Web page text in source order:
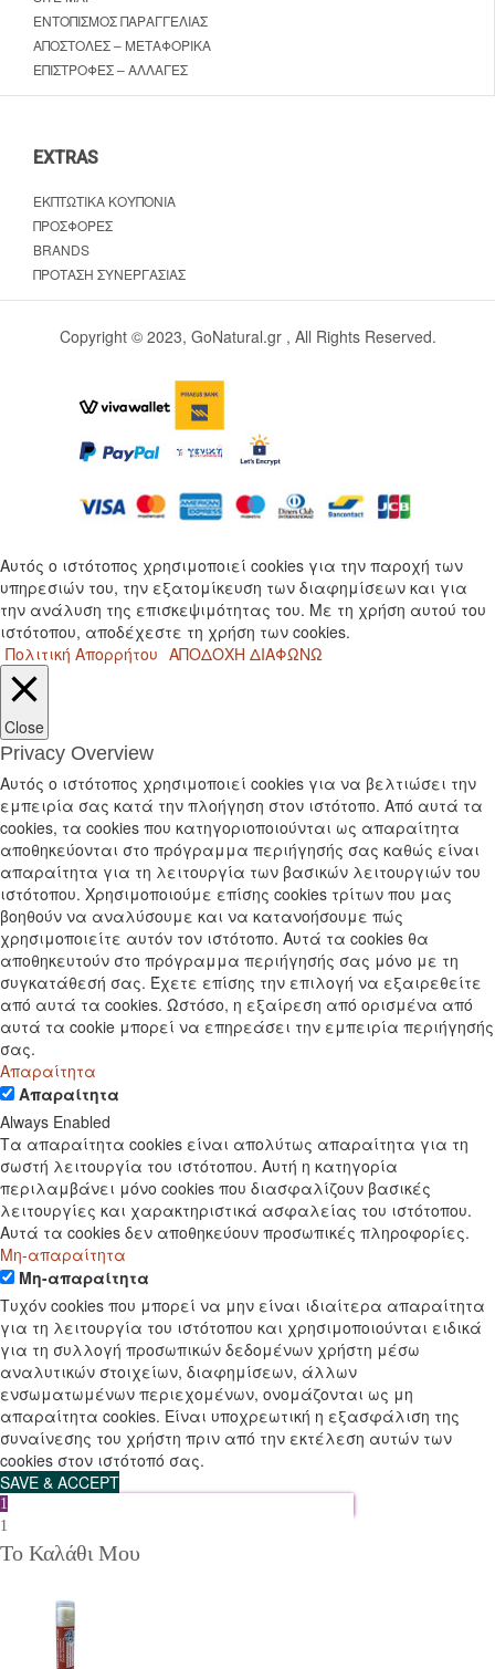
ΕΝΤΟΠΙΣΜΌΣ ΠΑΡΑΓΓΕΛΊΑΣ
ΑΠΟΣΤΟΛΈΣ – ΜΕΤΑΦΟΡΙΚΆ
ΕΠΙΣΤΡΟΦΈΣ – ΑΛΛΑΓΈΣ
EXTRAS
ΕΚΠΤΩΤΙΚΆ ΚΟΥΠΌΝΙΑ
ΠΡΟΣΦΟΡΈΣ
BRANDS
ΠΡΌΤΑΣΗ ΣΥΝΕΡΓΑΣΊΑΣ
Copyright © 2023, GoNatural.gr , All Rights Reserved.
Αυτός ο ιστότοπος χρησιμοποιεί cookies για την παροχή των
υπηρεσιών του, την εξατομίκευση των διαφημίσεων και για
την ανάλυση της επισκεψιμότητας του. Με τη χρήση αυτού του
ιστότοπου, αποδέχεστε τη χρήση των cookies.
Πολιτική Απορρήτου ΑΠΟΔΟΧΗ ΔΙΑΦΩΝΩ
Close
Privacy Overview
Αυτός ο ιστότοπος χρησιμοποιεί cookies για να βελτιώσει την
εμπειρία σας κατά την πλοήγηση στον ιστότοπο. Από αυτά τα
cookies, τα cookies που κατηγοριοποιούνται ως απαραίτητα
αποθηκεύονται στο πρόγραμμα περιήγησής σας καθώς είναι
απαραίτητα για τη λειτουργία των βασικών λειτουργιών του
ιστότοπου. Χρησιμοποιούμε επίσης cookies τρίτων που μας
βοηθούν να αναλύσουμε και να κατανοήσουμε πώς
χρησιμοποιείτε αυτόν τον ιστότοπο. Αυτά τα cookies θα
αποθηκευτούν στο πρόγραμμα περιήγησής σας μόνο με τη
συγκατάθεσή σας. Έχετε επίσης την επιλογή να εξαιρεθείτε
από αυτά τα cookies. Ωστόσο, η εξαίρεση από ορισμένα από
αυτά τα cookie μπορεί να επηρεάσει την εμπειρία περιήγησής
σας.
Απαραίτητα
Απαραίτητα
Always Enabled
Τα απαραίτητα cookies είναι απολύτως απαραίτητα για τη
σωστή λειτουργία του ιστότοπου. Αυτή η κατηγορία
περιλαμβάνει μόνο cookies που διασφαλίζουν βασικές
λειτουργίες και χαρακτηριστικά ασφαλείας του ιστότοπου.
Αυτά τα cookies δεν αποθηκεύουν προσωπικές πληροφορίες.
Μη-απαραίτητα
Μη-απαραίτητα
Τυχόν cookies που μπορεί να μην είναι ιδιαίτερα απαραίτητα
για τη λειτουργία του ιστότοπου και χρησιμοποιούνται ειδικά
για τη συλλογή προσωπικών δεδομένων χρήστη μέσω
αναλυτικών στοιχείων, διαφημίσεων, άλλων
ενσωματωμένων περιεχομένων, ονομάζονται ως μη
απαραίτητα cookies. Είναι υποχρεωτική η εξασφάλιση της
συναίνεσης του χρήστη πριν από την εκτέλεση αυτών των
cookies στον ιστότοπό σας.
SAVE & ACCEPT
1
1
Το Καλάθι Μου